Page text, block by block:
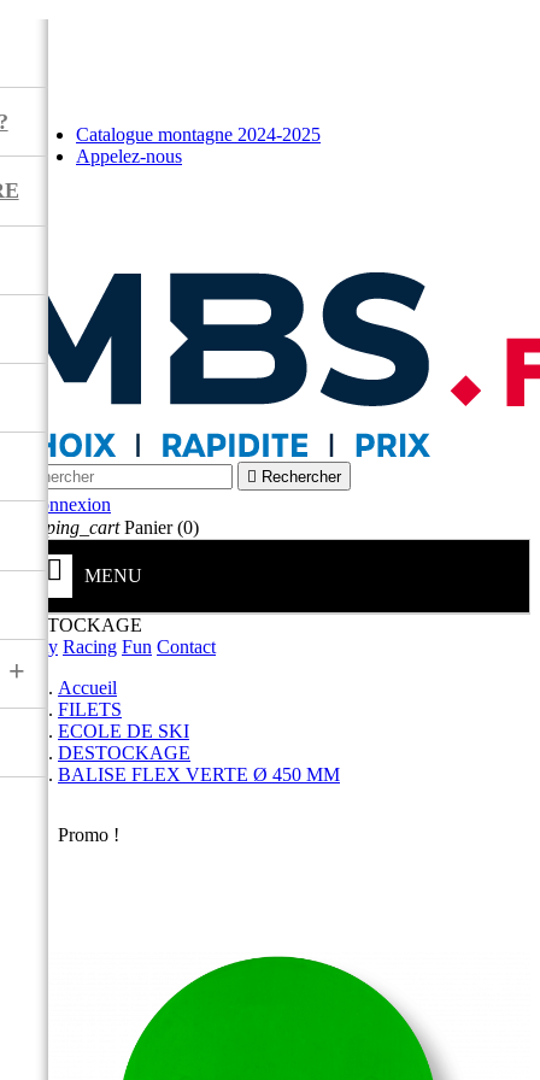
Catalogue montagne 2024-2025
Appelez-nous
 Rechercher
 Connexion
shopping_cart Panier (0)
MENU
+
DESTOCKAGE
Safety Racing Fun Contact
Accueil
FILETS
ECOLE DE SKI
DESTOCKAGE
BALISE FLEX VERTE Ø 450 MM
Promo !